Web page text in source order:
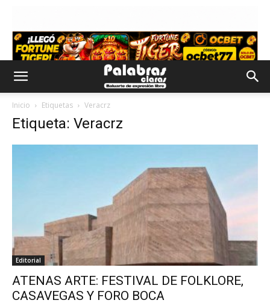
Inicio Etiquetas Veracrz
Etiqueta: Veracrz
Editorial
ATENAS ARTE: FESTIVAL DE FOLKLORE,
CASAVEGAS Y FORO BOCA